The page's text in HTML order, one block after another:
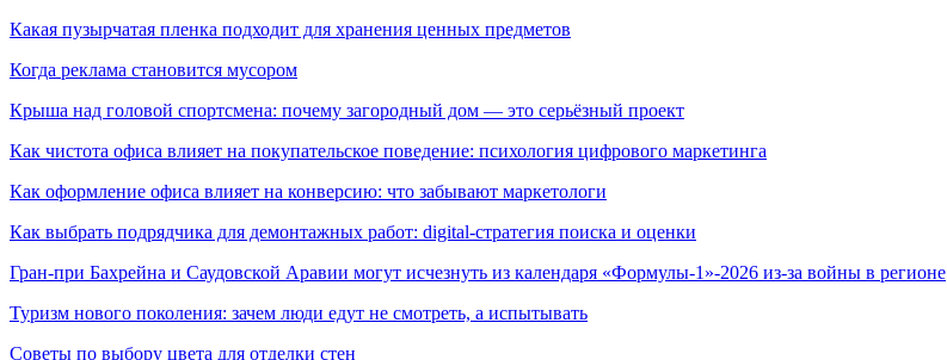
Какая пузырчатая пленка подходит для хранения ценных предметов
Когда реклама становится мусором
Крыша над головой спортсмена: почему загородный дом — это серьёзный проект
Как чистота офиса влияет на покупательское поведение: психология цифрового маркетинга
Как оформление офиса влияет на конверсию: что забывают маркетологи
Как выбрать подрядчика для демонтажных работ: digital-стратегия поиска и оценки
Гран-при Бахрейна и Саудовской Аравии могут исчезнуть из календаря «Формулы-1»-2026 из-за войны в регионе
Туризм нового поколения: зачем люди едут не смотреть, а испытывать
Советы по выбору цвета для отделки стен